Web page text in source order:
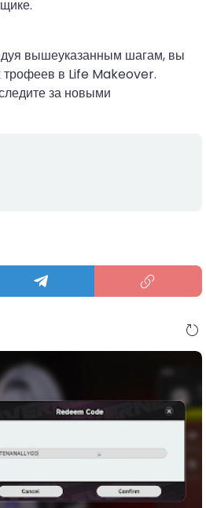
вышеуказанным шагам, вы
трофеев в Life Makeover.
за новыми